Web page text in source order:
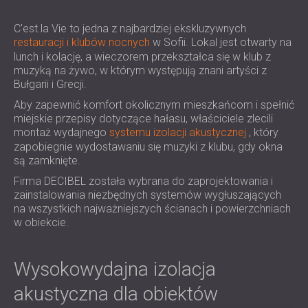
AKUSTYCZNE DLA RESTAURACJI I
KLUBÓW
IZOLACJA AKUSTYCZNA I ROZWIĄZANIA
AKUSTYCZNE DLA HOTELI
IZOLACJA AKUSTYCZNA I PANELE
AKUSTYCZNE DO HAL I TEATRÓW
ROZWIĄZANIA DŹWIĘKOSZCZELNE I
AKUSTYCZNE DLA POWIERZCHNI
HANDLOWYCH
WYCISZANIE I AKUSTYKA W OBIEKTACH
EDUKACYJNYCH
PANELE DŹWIĘKOCHŁONNE I
ZDROWIA
ROZWIĄZANIA DŹWIĘKOSZCZELNE I
AKUSTYCZNE DLA SEKTORA AUDIOLOGII
FINLAND (FI)
РОССИЯ (RU)
USA (US)
SOUTH AFRICA (ZA)
C'est la Vie to jedna z najbardziej ekskluzywnych
restauracji i klubów nocnych w Sofii. Lokal jest otwarty na
lunch i kolację, a wieczorem przekształca się w klub z
muzyką na żywo, w którym występują znani artyści z
Bułgarii i Grecji.
Aby zapewnić komfort okolicznym mieszkańcom i spełnić
miejskie przepisy dotyczące hałasu, właściciele zlecili
montaż wydajnego systemu izolacji akustycznej , który
zapobiegnie wydostawaniu się muzyki z klubu, gdy okna
są zamknięte.
Firma DECIBEL została wybrana do zaprojektowania i
zainstalowania niezbędnych systemów wygłuszających
na wszystkich najważniejszych ścianach i powierzchniach
w obiekcie.
Wysokowydajna izolacja
akustyczna dla obiektów